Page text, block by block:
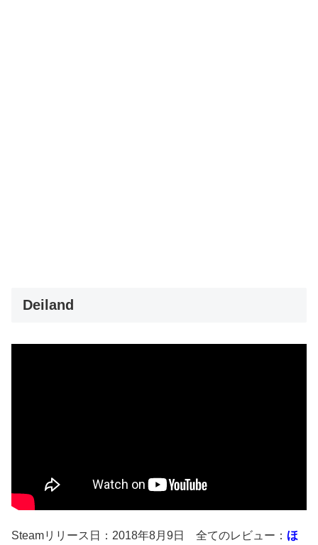
Deiland
Steamリリース日：2018年8月9日 全てのレビュー： ほ